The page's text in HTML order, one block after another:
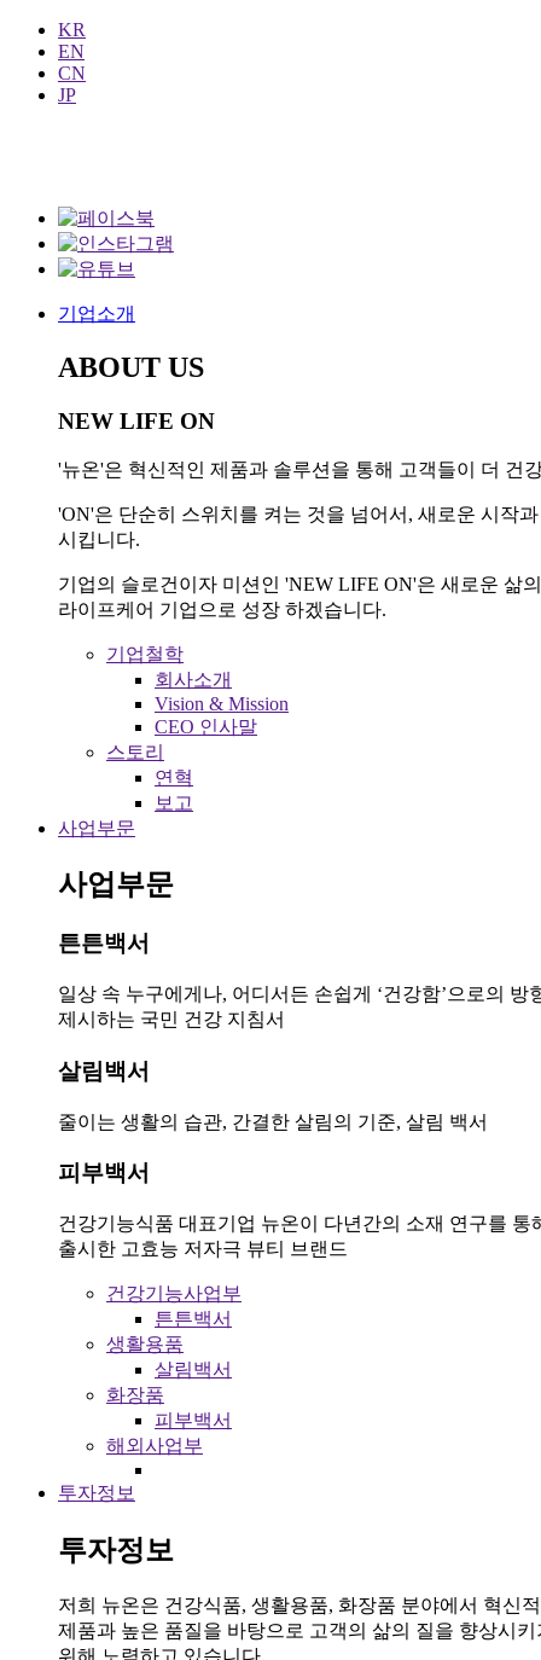
KR
EN
CN
JP
기업소개
ABOUT US
NEW LIFE ON
'뉴온'은 혁신적인 제품과 솔루션을 통해 고객들이 더 건
'ON'은 단순히 스위치를 켜는 것을 넘어서, 새로운 시작
시킵니다.
기업의 슬로건이자 미션인 'NEW LIFE ON'은 새로운 삶
라이프케어 기업으로 성장 하겠습니다.
기업철학
회사소개
Vision & Mission
CEO 인사말
스토리
연혁
보고
사업부문
사업부문
튼튼백서
일상 속 누구에게나, 어디서든 손쉽게 ‘건강함’으로의 방
제시하는 국민 건강 지침서
살림백서
줄이는 생활의 습관, 간결한 살림의 기준, 살림 백서
피부백서
건강기능식품 대표기업 뉴온이 다년간의 소재 연구를 통
출시한 고효능 저자극 뷰티 브랜드
건강기능사업부
튼튼백서
생활용품
살림백서
화장품
피부백서
해외사업부
투자정보
투자정보
저희 뉴온은 건강식품, 생활용품, 화장품 분야에서 혁신
제품과 높은 품질을 바탕으로 고객의 삶의 질을 향상시키
위해 노력하고 있습니다.